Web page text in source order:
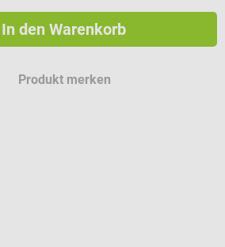
In den Warenkorb
Produkt merken